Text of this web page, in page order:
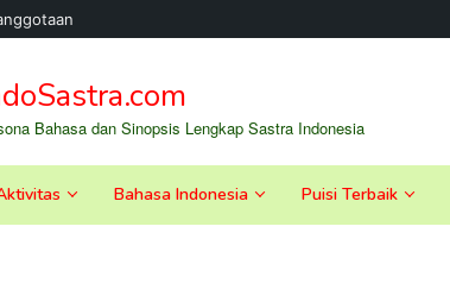
Bahasa dan Sinopsis Lengkap Sastra Indonesia
Bahasa Indonesia Puisi Terbaik